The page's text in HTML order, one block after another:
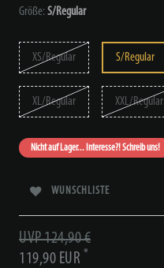
Größe: S/Regular
XS/Regular S/Regular
XL/Regular XXL/Regular
Nicht auf Lager... Interesse?! Schreib uns!
WUNSCHLISTE
UVP 124,90 €
119,90 EUR *